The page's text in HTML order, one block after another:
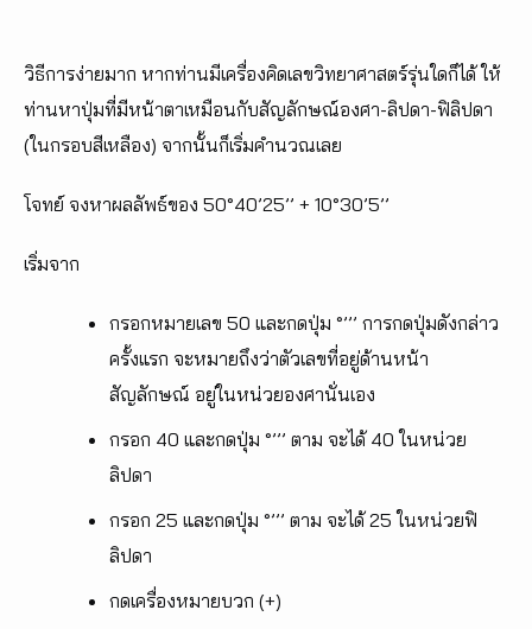
วิธีการง่ายมาก หากท่านมีเครื่องคิดเลขวิทยาศาสตร์รุ่นใดก็ได้ ให้
ท่านหาปุ่มที่มีหน้าตาเหมือนกับสัญลักษณ์องศา-ลิปดา-ฟิลิปดา
(ในกรอบสีเหลือง) จากนั้นก็เริ่มคำนวณเลย
โจทย์ จงหาผลลัพธ์ของ 50°40’25’’ + 10°30’5’’
เริ่มจาก
กรอกหมายเลข 50 และกดปุ่ม °’’’ การกดปุ่มดังกล่าว
ครั้งแรก จะหมายถึงว่าตัวเลขที่อยู่ด้านหน้า
สัญลักษณ์ อยู่ในหน่วยองศานั่นเอง
กรอก 40 และกดปุ่ม °’’’ ตาม จะได้ 40 ในหน่วย
ลิปดา
กรอก 25 และกดปุ่ม °’’’ ตาม จะได้ 25 ในหน่วยฟิ
ลิปดา
กดเครื่องหมายบวก (+)